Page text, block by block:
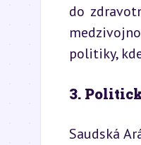
do
politiky,
3.
Saudská